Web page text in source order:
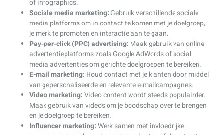
of infographics.
Sociale media marketing: Gebruik verschillende sociale
media platforms om in contact te komen met je doelgroep,
je merk te promoten en interactie aan te gaan.
Pay-per-click (PPC) advertising: Maak gebruik van online
advertentieplatforms zoals Google AdWords of social
media advertenties om gerichte doelgroepen te bereiken.
E-mail marketing: Houd contact met je klanten door middel
van gepersonaliseerde en relevante e-mailcampagnes.
Video marketing:Video content wordt steeds populairder.
Maak gebruik van video’s om je boodschap over te brengen
en je doelgroep te bereiken.
Influencer marketing:Werk samen met invloedrijke